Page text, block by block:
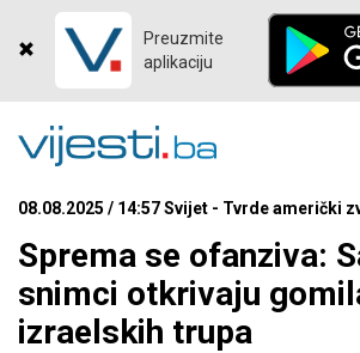
Preuzmite
aplikaciju
08.08.2025 / 14:57 Svijet - Tvrde američki
Sprema se ofanziva:
snimci otkrivaju
izraelskih trupa